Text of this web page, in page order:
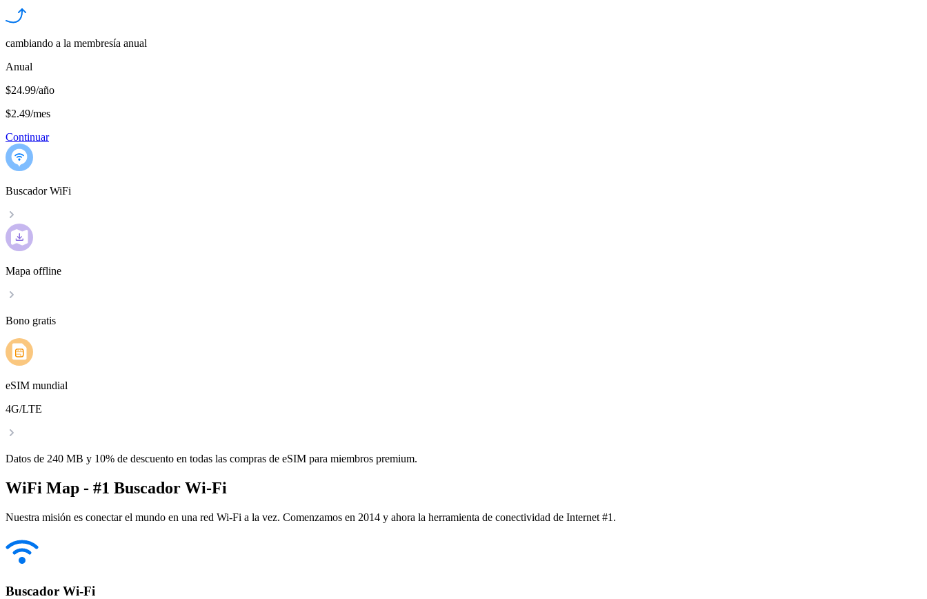
cambiando a la membresía anual
Anual
$24.99/año
$2.49/mes
Continuar
Buscador WiFi
Mapa offline
Bono gratis
eSIM mundial
4G/LTE
Datos de 240 MB y 10% de descuento en todas las compras de eSIM para miembros premium.
WiFi Map - #1 Buscador Wi-Fi
Nuestra misión es conectar el mundo en una red Wi-Fi a la vez. Comenzamos en 2014 y ahora la herramienta de conectividad de Internet #1.
Buscador Wi-Fi